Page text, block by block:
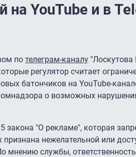
YouTube и в
по телеграм-каналу
регулятор считает
батончиков на YouTube-
о возможных
"О рекламе", которая
признана нежелательной или
мнению службы,